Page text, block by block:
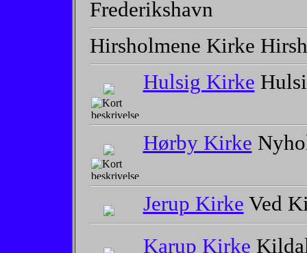
Frederikshavn
Hirsholmene Kirke
Hulsig Kirke
Hørby Kirke
Jerup Kirke Ved
Karup Kirke